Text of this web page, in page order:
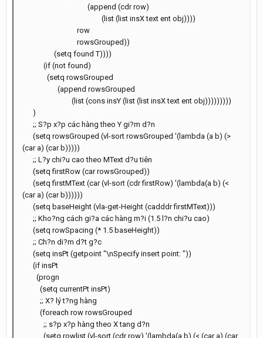
(append (cdr row)
(list (list insX text ent obj))))
row
rowsGrouped))
(setq found T))))
(if (not found)
(setq rowsGrouped
(append rowsGrouped
(list (cons insY (list (list insX text ent obj)))))))))
)
;; S?p x?p các hàng theo Y gi?m d?n
(setq rowsGrouped (vl-sort rowsGrouped '(lambda (a b) (>
(car a) (car b)))))
;; L?y chi?u cao theo MText d?u tiên
(setq firstRow (car rowsGrouped))
(setq firstMText (car (vl-sort (cdr firstRow) '(lambda(a b) (<
(car a) (car b))))))
(setq baseHeight (vla-get-Height (cadddr firstMText)))
;; Kho?ng cách gi?a các hàng m?i (1.5 l?n chi?u cao)
(setq rowSpacing (* 1.5 baseHeight))
;; Ch?n di?m d?t g?c
(setq insPt (getpoint "\nSpecify insert point: "))
(if insPt
(progn
(setq currentPt insPt)
;; X? lý t?ng hàng
(foreach row rowsGrouped
;; s?p x?p hàng theo X tang d?n
(setq rowlist (vl-sort (cdr row) '(lambda(a b) (< (car a) (car